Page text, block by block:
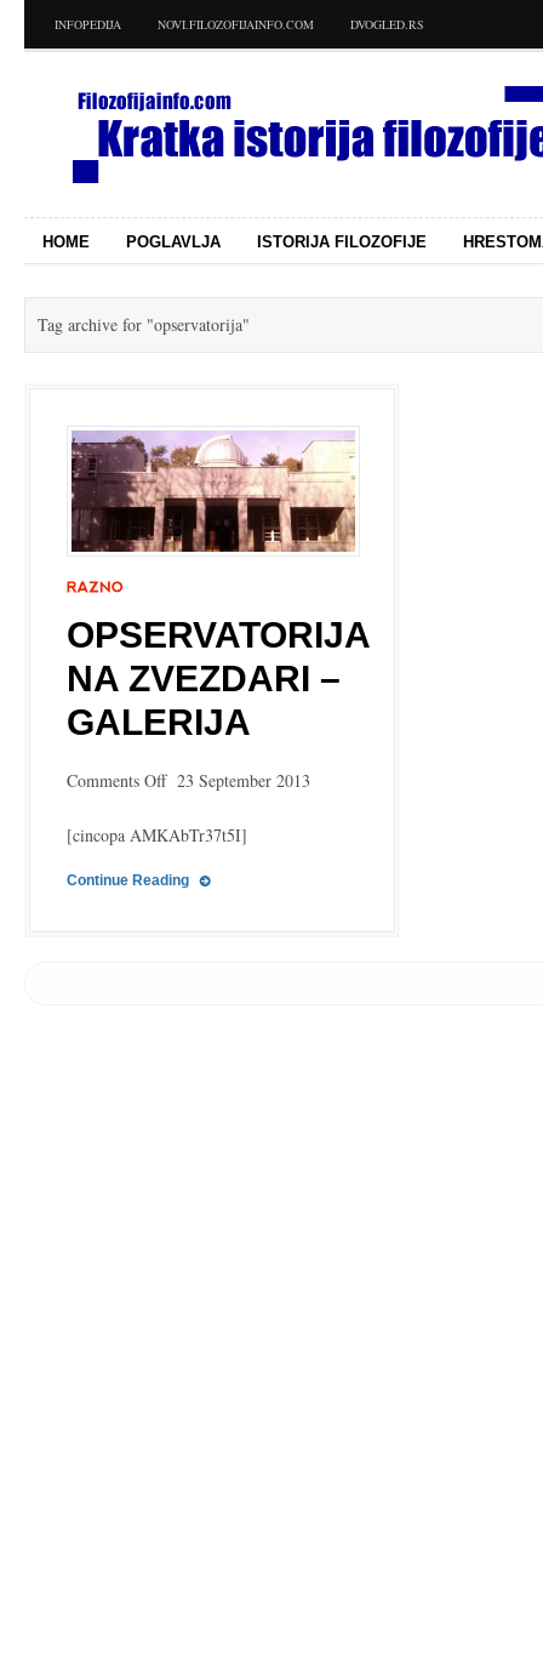
INFOPEDIJA NOVI.FILOZOFIJAINFO.COM DVOGLED.RS
HOME POGLAVLJA ISTORIJA FILOZOFIJE
Tag archive for "opservatorija"
OPSERVATORIJA
NA ZVEZDARI –
GALERIJA
Comments Offon
na
–
23 September 2013
[cincopa AMKAbTr37t5I]
Continue Reading